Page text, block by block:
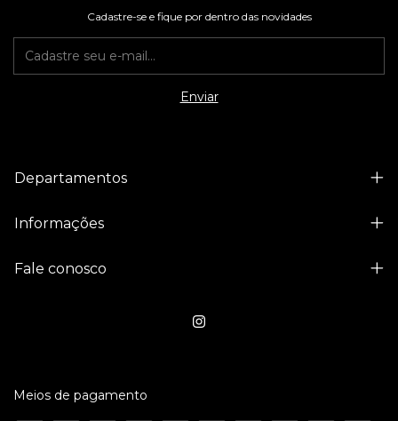
Cadastre-se e fique por dentro das novidades
Departamentos
Informações
Fale conosco
Meios de pagamento